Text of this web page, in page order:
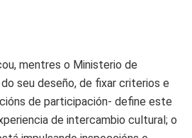
mentres o Ministerio de
seu deseño, de fixar criterios e
de participación- define este
de intercambio cultural; o